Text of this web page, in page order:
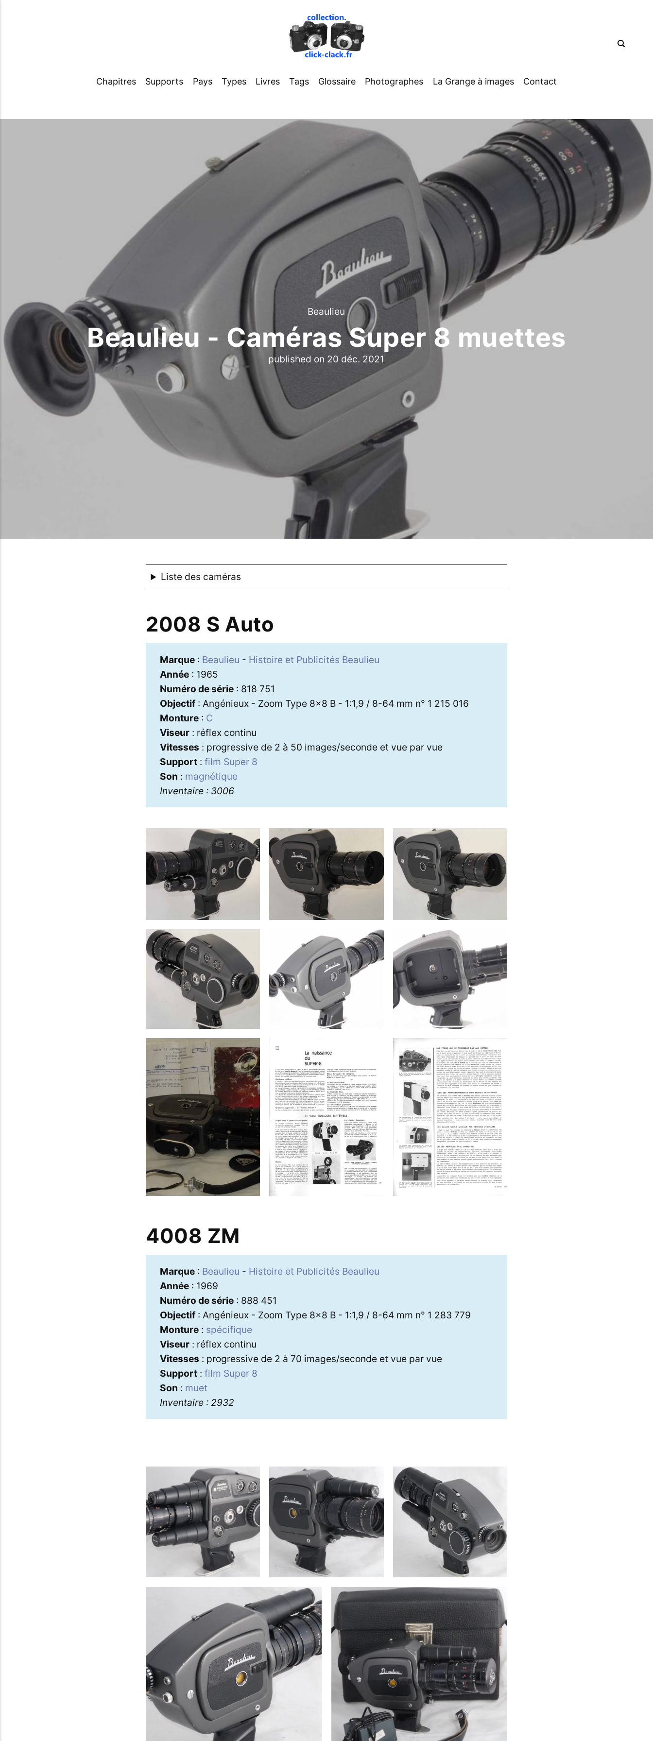
Chapitres Supports Pays Types Livres Tags Glossaire Photographes La Grange à images Contact
Beaulieu
Beaulieu - Caméras Super 8 muettes
published on 20 déc. 2021
Liste des caméras
2008 S Auto
Marque: Beaulieu - Histoire et Publicités Beaulieu
Année: 1965
Numéro de série: 818 751
Objectif: Angénieux - Zoom Type 8x8 B - 1:1,9 / 8-64 mm n° 1 215 016
Monture: C
Viseur: réflex continu
Vitesses : progressive de 2 à 50 images/seconde et vue par vue
Support: film Super 8
Son : magnétique
Inventaire : 3006
4008 ZM
Marque: Beaulieu - Histoire et Publicités Beaulieu
Année: 1969
Numéro de série: 888 451
Objectif: Angénieux - Zoom Type 8x8 B - 1:1,9 / 8-64 mm n° 1 283 779
Monture: spécifique
Viseur: réflex continu
Vitesses : progressive de 2 à 70 images/seconde et vue par vue
Support: film Super 8
Son : muet
Inventaire : 2932